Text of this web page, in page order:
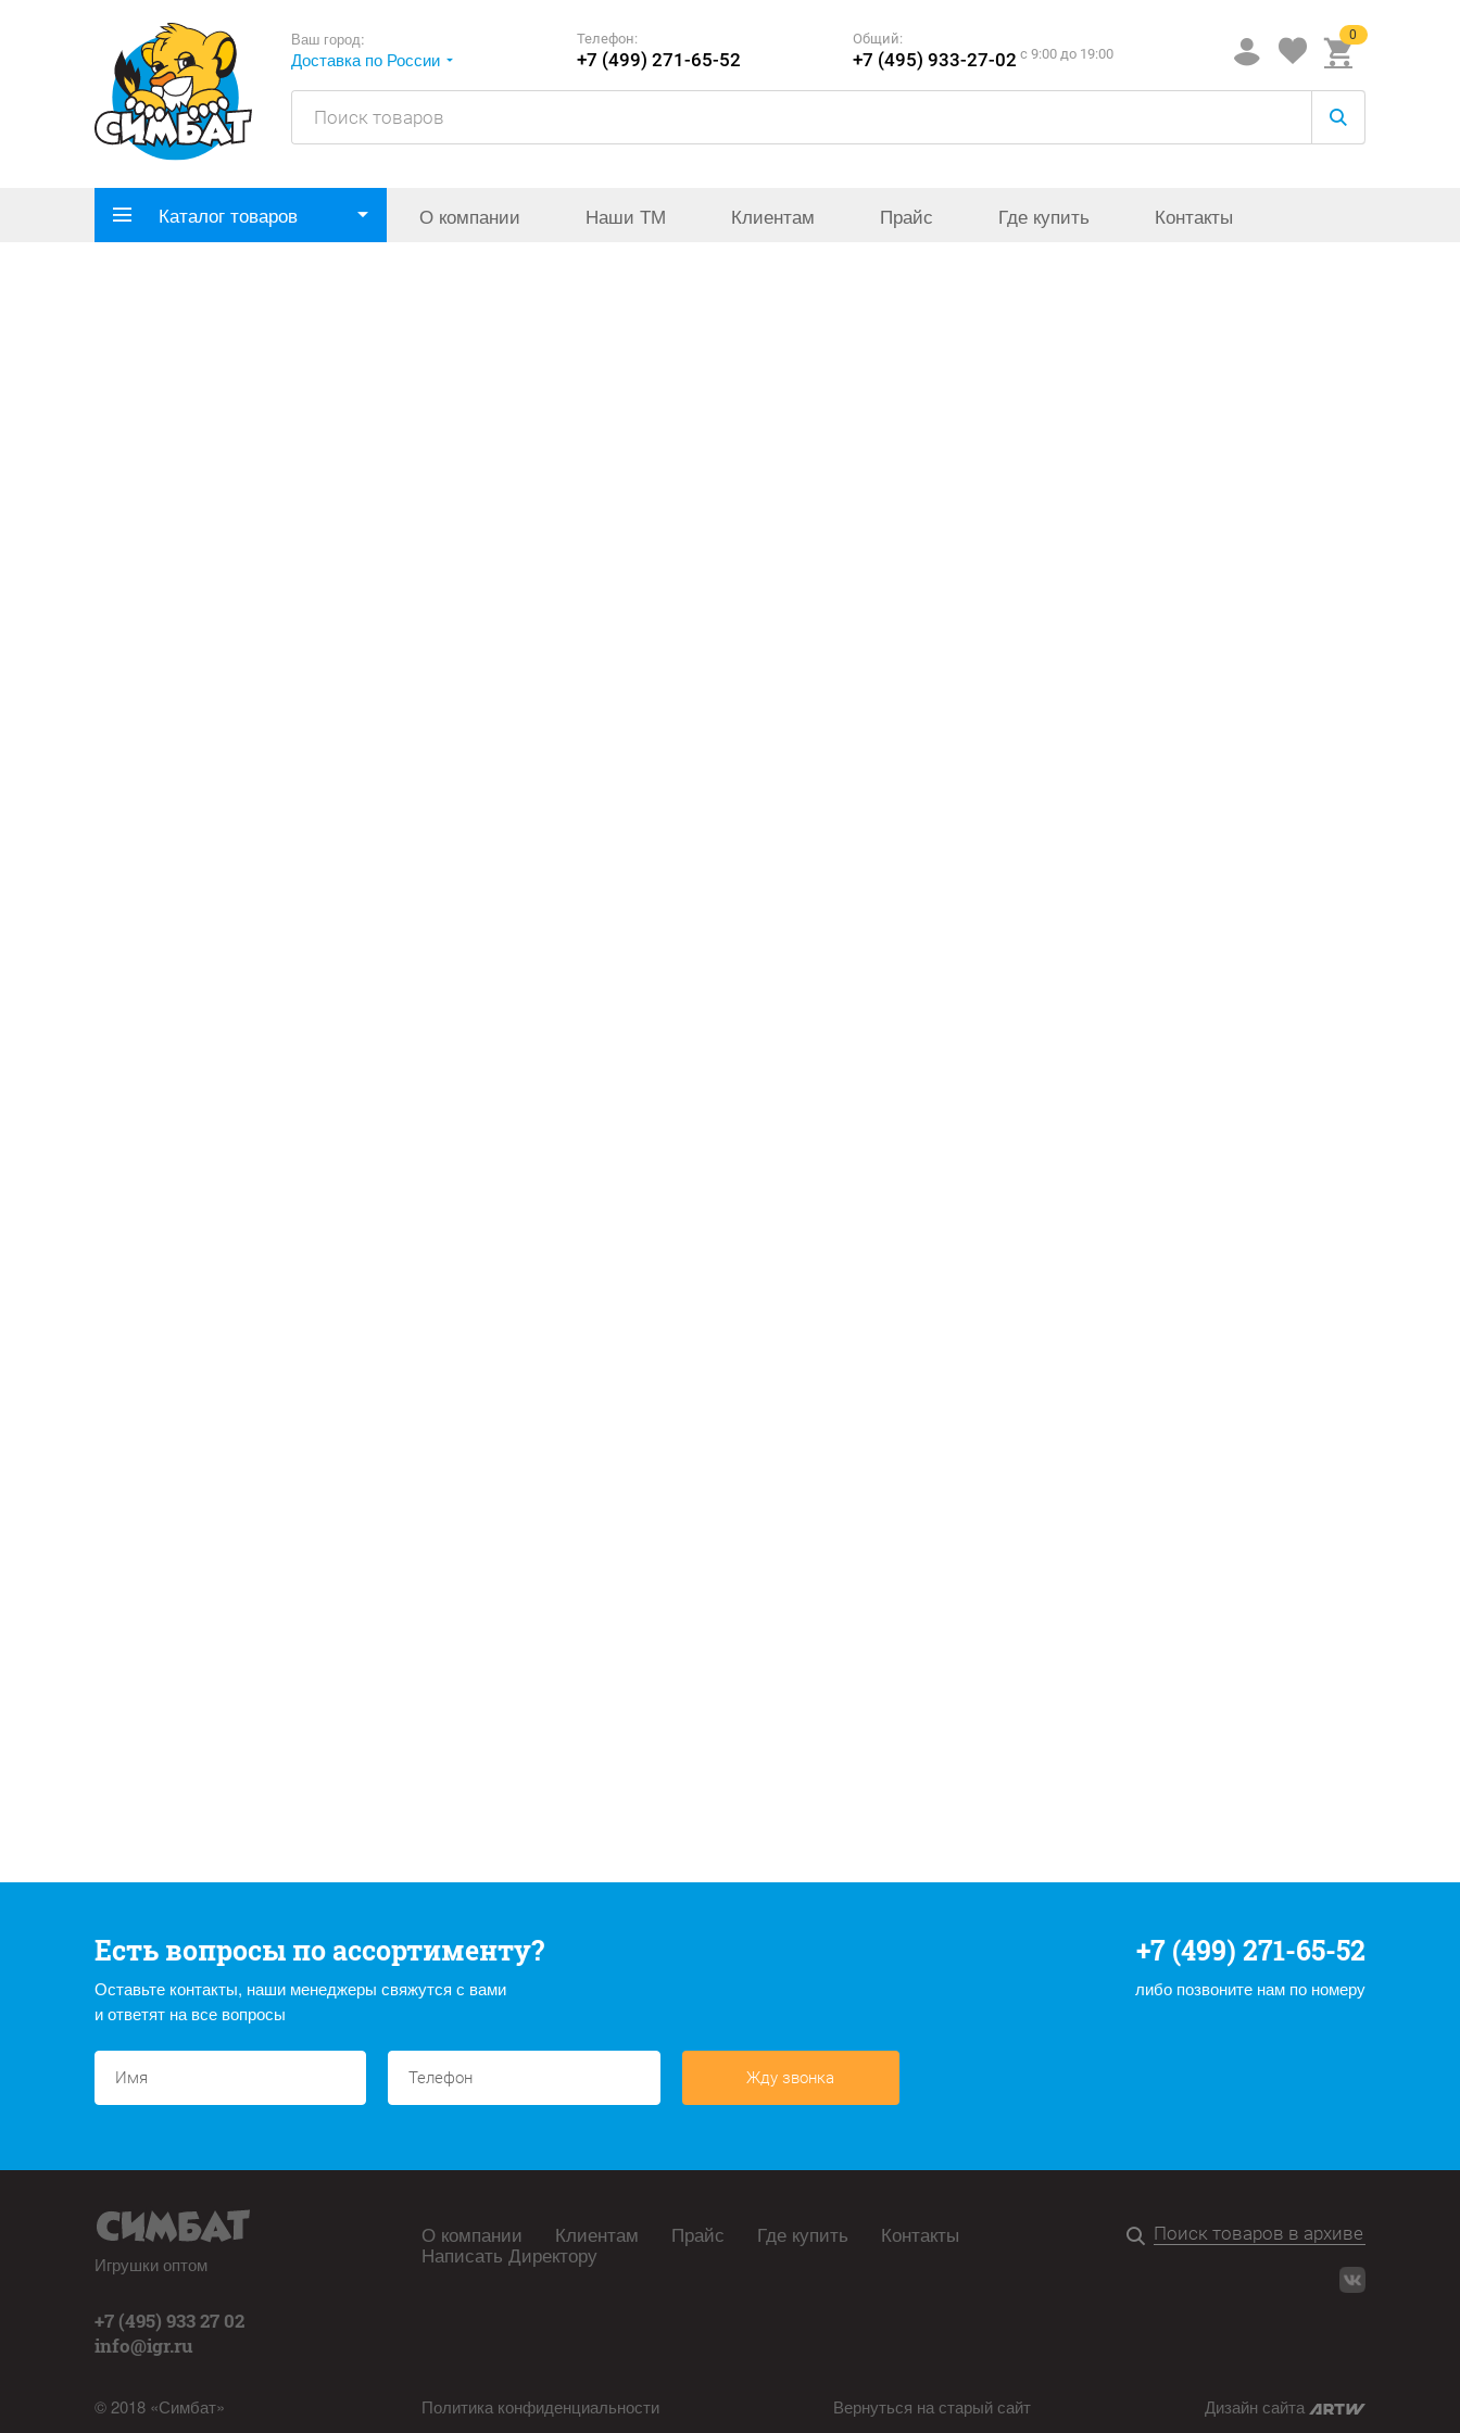
Ваш город:
Доставка по России
Телефон:
+7 (499) 271-65-52
Общий:
+7 (495) 933-27-02 c 9:00 до 19:00
0
Каталог товаров О компании Наши ТМ Клиентам Прайс Где купить Контакты
Есть вопросы по ассортименту?
Оставьте контакты, наши менеджеры свяжутся с вами
и ответят на все вопросы
+7 (499) 271-65-52
либо позвоните нам по номеру
Жду звонка
Игрушки оптом
+7 (495) 933 27 02
info@igr.ru
© 2018 «Симбат»
О компании Клиентам Прайс Где купить Контакты
Написать Директору
Политика конфиденциальности Вернуться на старый сайт Дизайн сайта